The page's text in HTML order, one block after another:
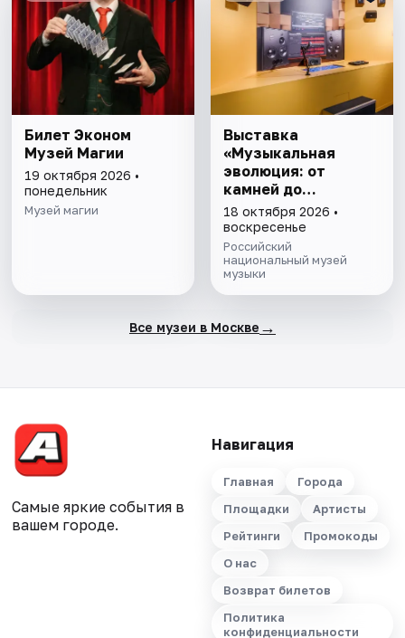
Билет Эконом
Музей Магии
19 октября 2026 •
понедельник
Музей магии
Выставка
«Музыкальная
эволюция: от
камней до
нейросети»
18 октября 2026 •
воскресенье
Российский
национальный музей
музыки
Все музеи в Москве →
Самые яркие события в
вашем городе.
Навигация
Главная
Города
Площадки
Артисты
Рейтинги
Промокоды
О нас
Возврат билетов
Политика
конфиденциальности